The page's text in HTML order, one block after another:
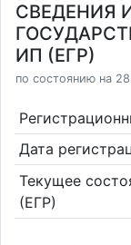
СВЕДЕНИЯ
ИП (ЕГР)
по состоянию на
Дата
Текущее
(ЕГР)